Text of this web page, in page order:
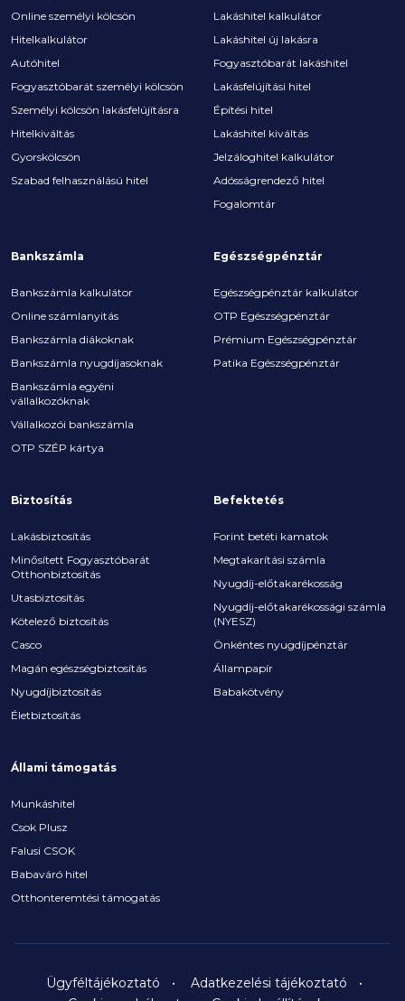
Online személyi kölcsön
Hitelkalkulátor
Autóhitel
Fogyasztóbarát személyi kölcsön
Személyi kölcsön lakásfelújításra
Hitelkiváltás
Gyorskölcsön
Szabad felhasználású hitel
Lakáshitel kalkulátor
Lakáshitel új lakásra
Fogyasztóbarát lakáshitel
Lakásfelújítási hitel
Építési hitel
Lakáshitel kiváltás
Jelzáloghitel kalkulátor
Adósságrendező hitel
Fogalomtár
Bankszámla
Bankszámla kalkulátor
Online számlanyitás
Bankszámla diákoknak
Bankszámla nyugdíjasoknak
Bankszámla egyéni
vállalkozóknak
Vállalkozói bankszámla
OTP SZÉP kártya
Egészségpénztár
Egészségpénztár kalkulátor
OTP Egészségpénztár
Prémium Egészségpénztár
Patika Egészségpénztár
Biztosítás
Lakásbiztosítás
Minősített Fogyasztóbarát
Otthonbiztosítás
Utasbiztosítás
Kötelező biztosítás
Casco
Magán egészségbiztosítás
Nyugdíjbiztosítás
Életbiztosítás
Befektetés
Forint betéti kamatok
Megtakarítási számla
Nyugdíj-előtakarékosság
Nyugdíj-előtakarékossági számla
(NYESZ)
Önkéntes nyugdíjpénztár
Állampapír
Babakötvény
Állami támogatás
Munkáshitel
Csok Plusz
Falusi CSOK
Babaváró hitel
Otthonteremtési támogatás
Ügyféltájékoztató
Adatkezelési tájékoztató